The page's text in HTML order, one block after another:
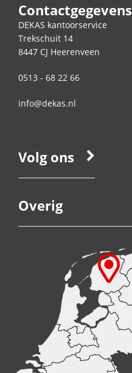
Contactgegevens
DEKAS kantoorservice
Trekschuit 14
8447 CJ Heerenveen
0513 - 68 22 66
info@dekas.nl
Volg ons
Overig